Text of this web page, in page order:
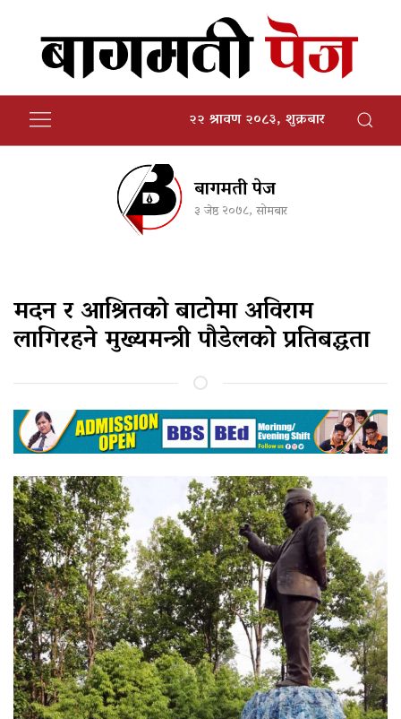
२२ श्रावण २०८३, शुक्रबार
बागमती पेज
३ जेष्ठ २०७८, सोमबार
मदन र आश्रितको बाटोमा अविराम
लागिरहने मुख्यमन्त्री पौडेलको प्रतिबद्धता